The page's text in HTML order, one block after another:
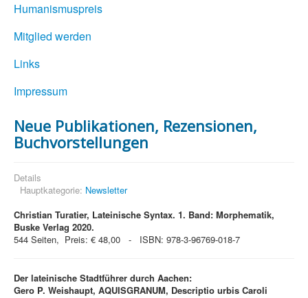
Humanismuspreis
Mitglied werden
Links
Impressum
Neue Publikationen, Rezensionen,
Buchvorstellungen
Details
Hauptkategorie: Newsletter
Christian Turatier, Lateinische Syntax. 1. Band: Morphematik,
Buske Verlag 2020.
544 Seiten, Preis: € 48,00 - ISBN: 978-3-96769-018-7
Der lateinische Stadtführer durch Aachen:
Gero P. Weishaupt, AQUISGRANUM, Descriptio urbis Caroli